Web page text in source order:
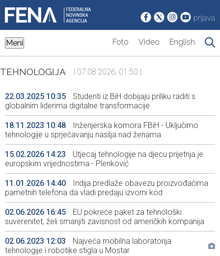
prijava
Meni Foto Video English
TEHNOLOGIJA | 07.08.2026. 01:50 |
22.03.2025 10:35
Studenti iz BiH dobijaju priliku raditi s
globalnim liderima digitalne transformacije
18.11.2023 10:48
Inženjerska komora FBiH - Uključimo
tehnologije u sprječavanju nasilja nad ženama
15.02.2026 14:23
Utjecaj tehnologije na djecu prijetnja je
europskim vrijednostima - Plenković
11.01.2026 14:40
Indija predlaže obavezu proizvođačima
pametnih telefona da vladi predaju izvorni kod
02.06.2026 16:45
EU pokreće paket za tehnološki
suverenitet, želi smanjiti zavisnost od američkih kompanija
02.06.2023 12:03
Najveća mobilna laboratorija
tehnologije i robotike stigla u Mostar